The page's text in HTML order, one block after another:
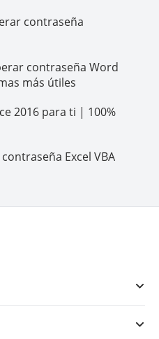
contraseña
contraseña Word
más útiles
2016 para ti | 100%
Excel VBA